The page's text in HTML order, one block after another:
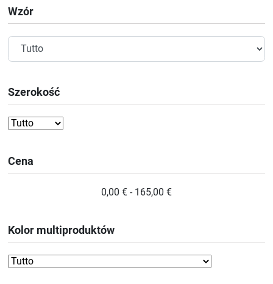
Wzór
Szerokość
Cena
0,00 € - 165,00 €
Kolor multiproduktów